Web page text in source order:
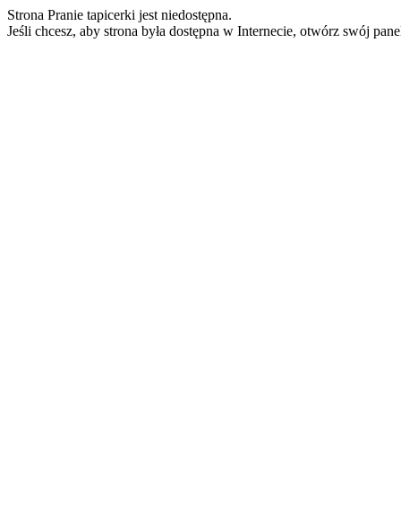
Strona Pranie tapicerki jest niedostępna.
Jeśli chcesz, aby strona była dostępna w Internecie, otwórz swój